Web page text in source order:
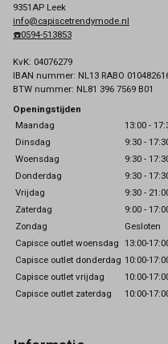
9351AP Leek
info@capiscetrendymode.nl
☎️0594-513853
KvK: 04076279
IBAN nummer: NL13 RABO
BTW nummer: NL81 396 7569 B01
Openingstijden
Maandag
13:00 -
Dinsdag
9:30 -
Woensdag
9:30 -
Donderdag
9:30 -
Vrijdag
9:30 -
Zaterdag
9:00 -
Zondag
Gesloten
Capisce outlet woensdag 13:00-
Capisce outlet donderdag 10:00-
Capisce outlet vrijdag
10:00-
Capisce outlet zaterdag
10:00-